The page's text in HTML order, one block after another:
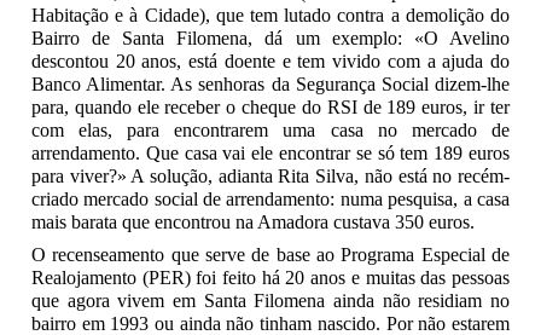
Habitação e à Cidade), que tem lutado contra a demolição do
Bairro de Santa Filomena, dá um exemplo: «O Avelino
descontou 20 anos, está doente e tem vivido com a ajuda do
Banco Alimentar. As senhoras da Segurança Social dizem-lhe
para, quando ele receber o cheque do RSI de 189 euros, ir ter
com elas, para encontrarem uma casa no mercado de
arrendamento. Que casa vai ele encontrar se só tem 189 euros
para viver?» A solução, adianta Rita Silva, não está no recém-
criado mercado social de arrendamento: numa pesquisa, a casa
mais barata que encontrou na Amadora custava 350 euros.
O recenseamento que serve de base ao Programa Especial de
Realojamento (PER) foi feito há 20 anos e muitas das pessoas
que agora vivem em Santa Filome­na ainda não residiam no
bairro em 1993 ou ainda não tinham nascido. Por não estarem